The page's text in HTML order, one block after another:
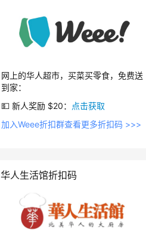
网上的华人超市，买菜买零食，免费送
到家：
💵 新人奖励 $20：
点击获取
加入Weee折扣群查看更多折扣码 >>>
华人生活馆折扣码